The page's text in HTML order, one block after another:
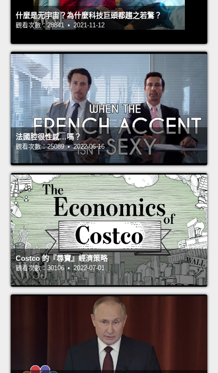
什麼是元宇宙？為什麼科技巨頭都趨之若鶩？
觀看次數：28841 • 2021-11-12
法國腔很性感…嗎？
觀看次數：25089 • 2022-06-16
Costco 的『尋寶』經濟策略
觀看次數：30106 • 2022-07-01